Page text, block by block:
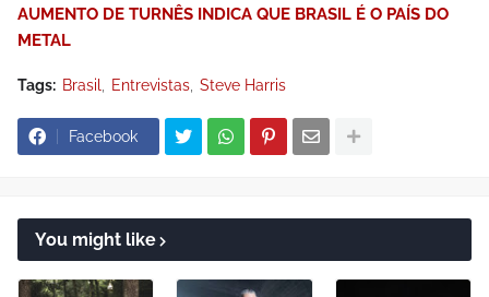
AUMENTO DE TURNÊS INDICA QUE BRASIL É O PAÍS DO
METAL
Tags: Brasil Entrevistas Steve Harris
Facebook
You might like